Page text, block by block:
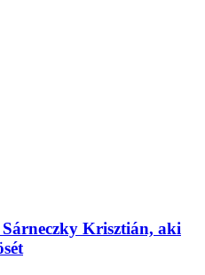
Krisztián, aki